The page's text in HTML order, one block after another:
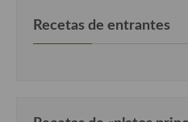
Recetas de entrantes